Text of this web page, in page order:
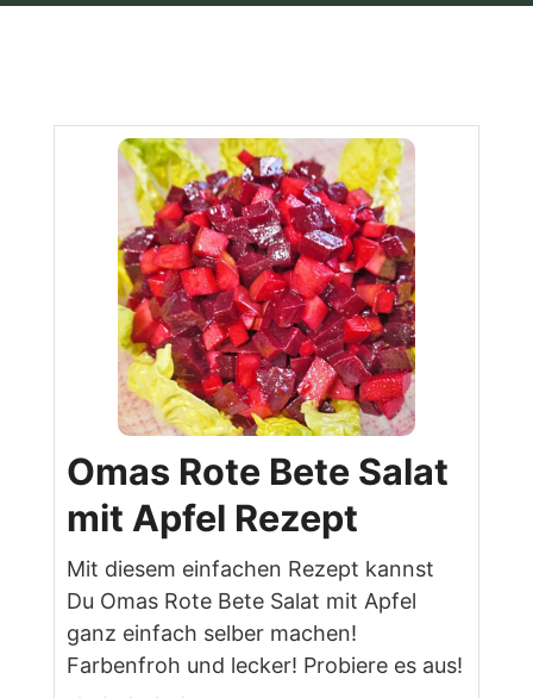
Omas Rote Bete Salat
mit Apfel Rezept
Mit diesem einfachen Rezept kannst
Du Omas Rote Bete Salat mit Apfel
ganz einfach selber machen!
Farbenfroh und lecker! Probiere es aus!